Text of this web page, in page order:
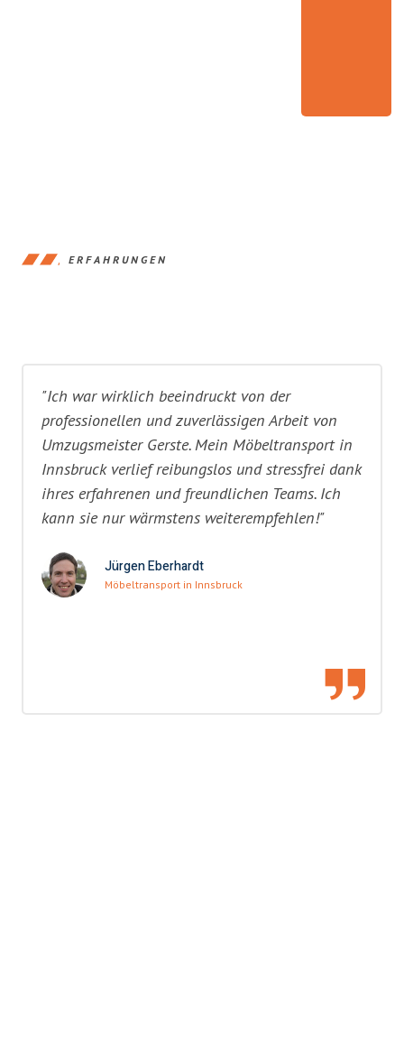
ERFAHRUNGEN
"Ich war wirklich beeindruckt von der
professionellen und zuverlässigen Arbeit von
Umzugsmeister Gerste. Mein Möbeltransport in
Innsbruck verlief reibungslos und stressfrei dank
ihres erfahrenen und freundlichen Teams. Ich
kann sie nur wärmstens weiterempfehlen!"
Jürgen Eberhardt
Möbeltransport in Innsbruck